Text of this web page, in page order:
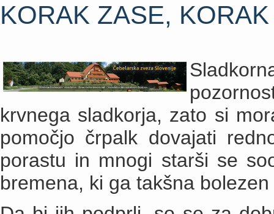
KORAK ZASE,
krvnega sladkorja, zato si
pomočjo črpalk dovajati
porastu in mnogi starši se
bremena, ki ga takšna